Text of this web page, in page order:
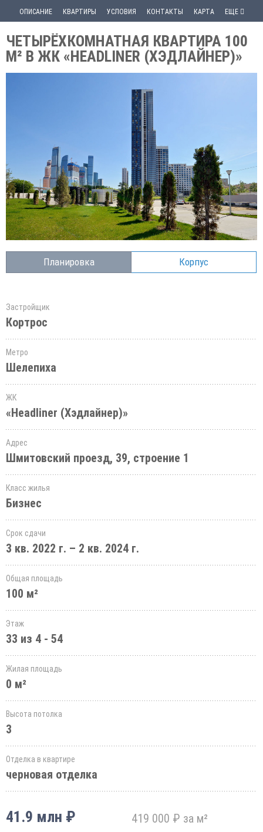
ОПИСАНИЕ КВАРТИРЫ УСЛОВИЯ КОНТАКТЫ КАРТА ЕЩЕ
ЧЕТЫРЁХКОМНАТНАЯ КВАРТИРА 100
М² В ЖК «HEADLINER (ХЭДЛАЙНЕР)»
Планировка Корпус
Застройщик
Кортрос
Метро
Шелепиха
ЖК
«Headliner (Хэдлайнер)»
Адрес
Шмитовский проезд, 39, строение 1
Класс жилья
Бизнес
Срок сдачи
3 кв. 2022 г. – 2 кв. 2024 г.
Общая площадь
100 м²
Этаж
33 из 4 - 54
Жилая площадь
0 м²
Высота потолка
3
Отделка в квартире
черновая отделка
41.9 млн ₽ 419 000 ₽ за м²